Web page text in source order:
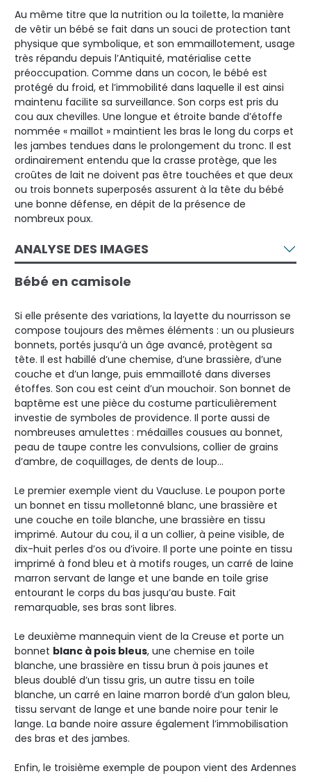
Au même titre que la nutrition ou la toilette, la manière
de vêtir un bébé se fait dans un souci de protection tant
physique que symbolique, et son emmaillotement, usage
très répandu depuis l’Antiquité, matérialise cette
préoccupation. Comme dans un cocon, le bébé est
protégé du froid, et l’immobilité dans laquelle il est ainsi
maintenu facilite sa surveillance. Son corps est pris du
cou aux chevilles. Une longue et étroite bande d’étoffe
nommée « maillot » maintient les bras le long du corps et
les jambes tendues dans le prolongement du tronc. Il est
ordinairement entendu que la crasse protège, que les
croûtes de lait ne doivent pas être touchées et que deux
ou trois bonnets superposés assurent à la tête du bébé
une bonne défense, en dépit de la présence de
nombreux poux.
ANALYSE DES IMAGES
Bébé en camisole
Si elle présente des variations, la layette du nourrisson se
compose toujours des mêmes éléments : un ou plusieurs
bonnets, portés jusqu’à un âge avancé, protègent sa
tête. Il est habillé d’une chemise, d’une brassière, d’une
couche et d’un lange, puis emmailloté dans diverses
étoffes. Son cou est ceint d’un mouchoir. Son bonnet de
baptême est une pièce du costume particulièrement
investie de symboles de providence. Il porte aussi de
nombreuses amulettes : médailles cousues au bonnet,
peau de taupe contre les convulsions, collier de grains
d’ambre, de coquillages, de dents de loup…
Le premier exemple vient du Vaucluse. Le poupon porte
un bonnet en tissu molletonné blanc, une brassière et
une couche en toile blanche, une brassière en tissu
imprimé. Autour du cou, il a un collier, à peine visible, de
dix-huit perles d’os ou d’ivoire. Il porte une pointe en tissu
imprimé à fond bleu et à motifs rouges, un carré de laine
marron servant de lange et une bande en toile grise
entourant le corps du bas jusqu’au buste. Fait
remarquable, ses bras sont libres.
Le deuxième mannequin vient de la Creuse et porte un
bonnet blanc à pois bleus, une chemise en toile
blanche, une brassière en tissu brun à pois jaunes et
bleus doublé d’un tissu gris, un autre tissu en toile
blanche, un carré en laine marron bordé d’un galon bleu,
tissu servant de lange et une bande noire pour tenir le
lange. La bande noire assure également l’immobilisation
des bras et des jambes.
Enfin, le troisième exemple de poupon vient des Ardennes